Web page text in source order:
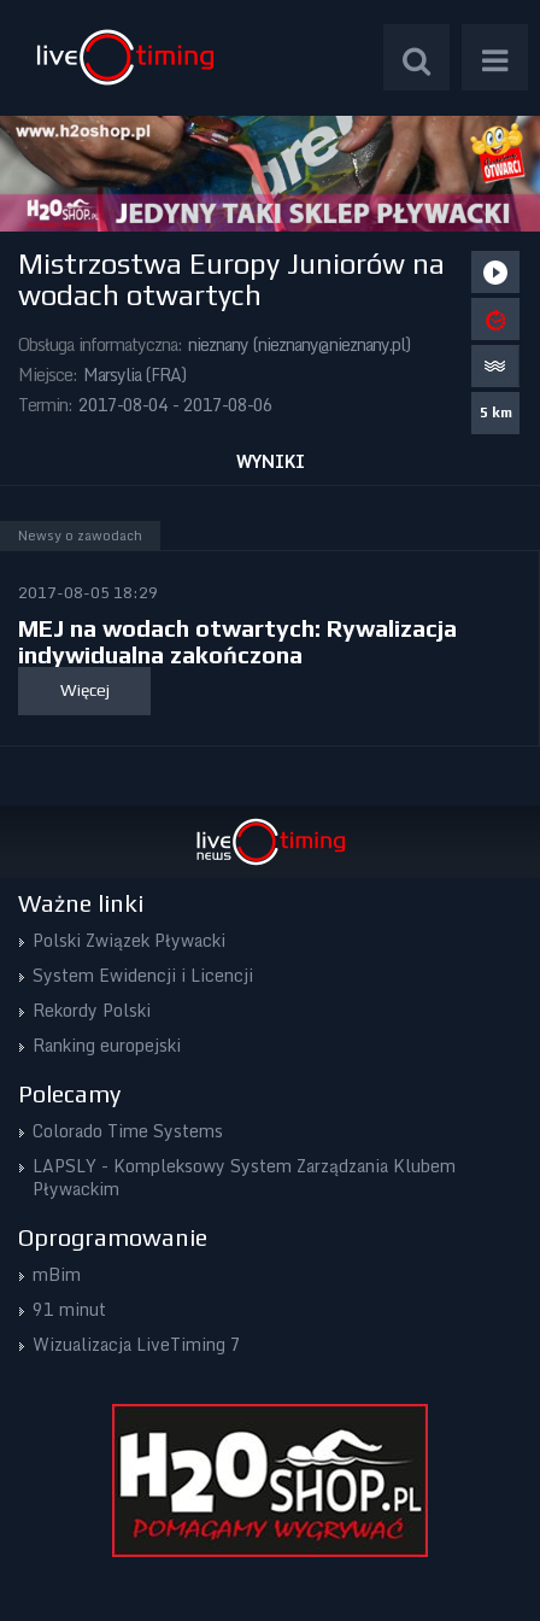
Zawody Międzynarodowe
Zawody Okręgowe
Kalendarz Imprez
Mistrzostwa Europy Juniorów na
wodach otwartych
Obsługa informatyczna: nieznany (nieznany@nieznany.pl)
Miejsce: Marsylia (FRA)
Termin: 2017-08-04 - 2017-08-06 5 km
WYNIKI
Newsy o zawodach
2017-08-05 18:29
MEJ na wodach otwartych: Rywalizacja
indywidualna zakończona
Więcej
Ważne linki
Polski Związek Pływacki
System Ewidencji i Licencji
Rekordy Polski
Ranking europejski
Polecamy
Colorado Time Systems
LAPSLY - Kompleksowy System Zarządzania Klubem
Pływackim
Oprogramowanie
mBim
91 minut
Wizualizacja LiveTiming 7